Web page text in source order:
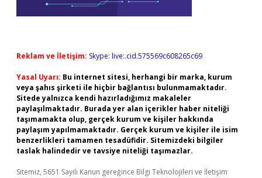
Reklam ve İletişim: Skype: live:.cid.575569c608265c69
Yasal Uyarı: Bu internet sitesi, herhangi bir marka, kurum
veya şahıs şirketi ile hiçbir bağlantısı bulunmamaktadır.
Sitede yalnızca kendi hazırladığımız makaleler
paylaşılmaktadır. Burada yer alan içerikler haber niteliği
taşımamakta olup, gerçek kurum ve kişiler hakkında
paylaşım yapılmamaktadır. Gerçek kurum ve kişiler ile isim
benzerlikleri tamamen tesadüfidir. Sitemizdeki bilgiler
taslak halindedir ve tavsiye niteliği taşımazlar.
Sitemiz, 5651 Sayılı Kanun gereğince Bilgi Teknolojileri ve İletişim